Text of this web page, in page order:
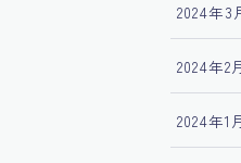
2024年3
2024年2月
2024年1月